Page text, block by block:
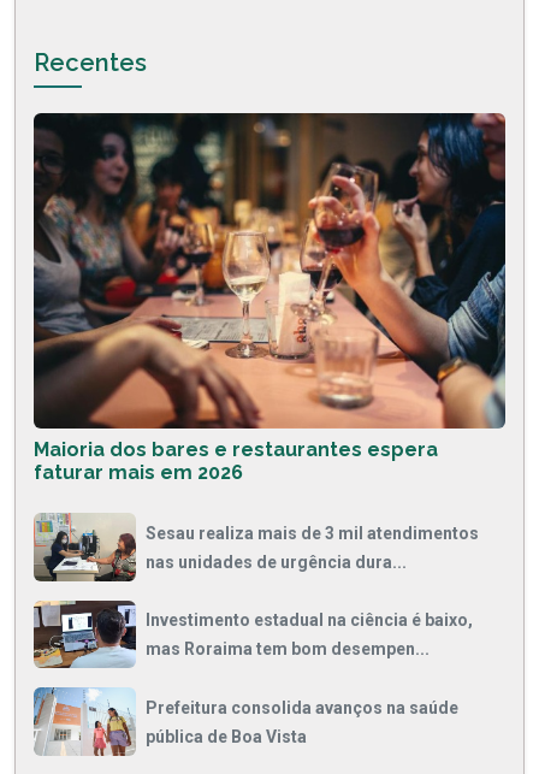
Recentes
Maioria dos bares e restaurantes espera
faturar mais em 2026
Sesau realiza mais de 3 mil atendimentos
nas unidades de urgência dura...
Investimento estadual na ciência é baixo,
mas Roraima tem bom desempen...
Prefeitura consolida avanços na saúde
pública de Boa Vista